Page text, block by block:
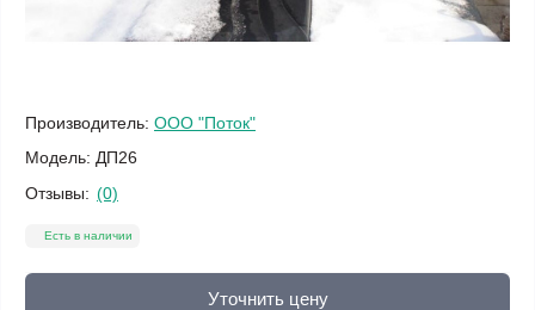
Производитель: ООО "Поток"
Модель: ДП26
Отзывы: (0)
Есть в наличии
Уточнить цену